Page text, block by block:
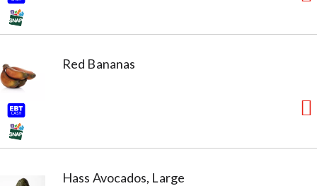
Red Bananas
Hass Avocados, Large